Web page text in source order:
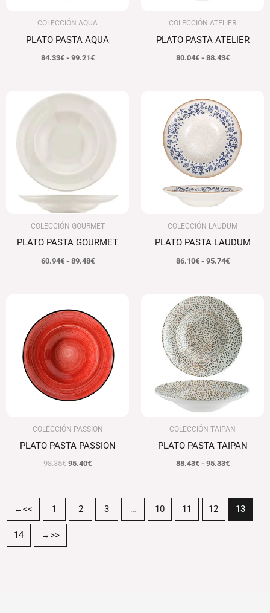
COLECCIÓN AQUA
PLATO PASTA AQUA
84.33€ - 99.21€
COLECCIÓN ATELIER
PLATO PASTA ATELIER
80.04€ - 88.43€
COLECCIÓN GOURMET
PLATO PASTA GOURMET
60.94€ - 89.48€
de
precios:
desde
89.48€
COLECCIÓN LAUDUM
PLATO PASTA LAUDUM
86.10€ - 95.74€
precios:
desde
86.10€
hasta
95.74€
COLECCIÓN PASSION
PLATO PASTA PASSION
98.35€
precio
original
era:
98.35€.
95.40€
actual
es:
95.40€.
COLECCIÓN TAIPAN
PLATO PASTA TAIPAN
88.43€ - 95.33€
de
precios:
desde
88.43€
hasta
95.33€
← 1 2 3 … 10 11 12 13
14 →